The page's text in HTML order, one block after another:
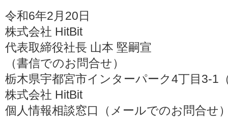
令和6年2月20日
株式会社 HitBit
代表取締役社長 山本 堅嗣宣
（書信でのお問合せ）
栃木県宇都宮市インターパーク4丁目3-1
株式会社 HitBit
個人情報相談窓口（メールでのお問合せ